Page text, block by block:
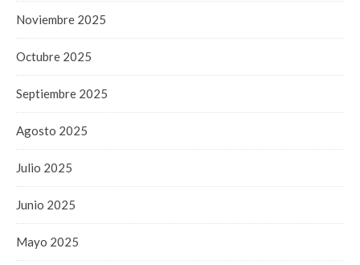
Noviembre 2025
Octubre 2025
Septiembre 2025
Agosto 2025
Julio 2025
Junio 2025
Mayo 2025